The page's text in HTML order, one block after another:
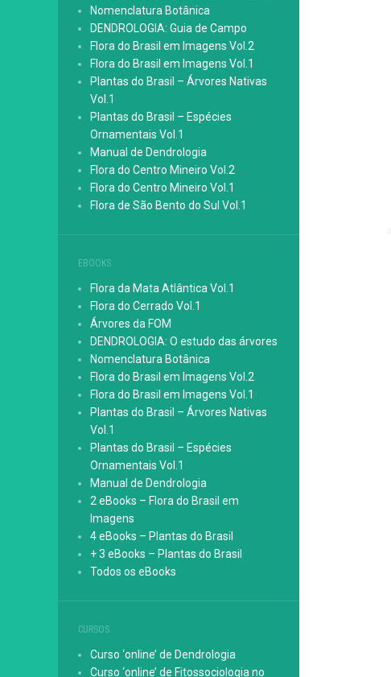
Nomenclatura Botânica
DENDROLOGIA: Guia de Campo
Flora do Brasil em Imagens Vol.2
Flora do Brasil em Imagens Vol.1
Plantas do Brasil – Árvores Nativas
Vol.1
Plantas do Brasil – Espécies
Ornamentais Vol.1
Manual de Dendrologia
Flora do Centro Mineiro Vol.2
Flora do Centro Mineiro Vol.1
Flora de São Bento do Sul Vol.1
EBOOKS
Flora da Mata Atlântica Vol.1
Flora do Cerrado Vol.1
Árvores da FOM
DENDROLOGIA: O estudo das árvores
Nomenclatura Botânica
Flora do Brasil em Imagens Vol.2
Flora do Brasil em Imagens Vol.1
Plantas do Brasil – Árvores Nativas
Vol.1
Plantas do Brasil – Espécies
Ornamentais Vol.1
Manual de Dendrologia
2 eBooks – Flora do Brasil em
Imagens
4 eBooks – Plantas do Brasil
+ 3 eBooks – Plantas do Brasil
Todos os eBooks
CURSOS
Curso ‘online’ de Dendrologia
Curso ‘online’ de Fitossociologia no